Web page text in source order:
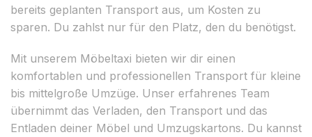
bereits geplanten Transport aus, um Kosten zu
sparen. Du zahlst nur für den Platz, den du benötigst.
Mit unserem Möbeltaxi bieten wir dir einen
komfortablen und professionellen Transport für kleine
bis mittelgroße Umzüge. Unser erfahrenes Team
übernimmt das Verladen, den Transport und das
Entladen deiner Möbel und Umzugskartons. Du kannst